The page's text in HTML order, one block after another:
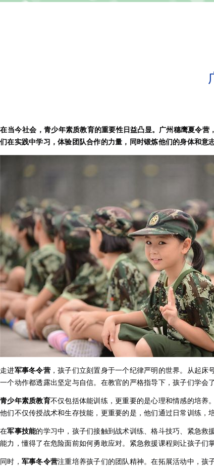
在当今社会， 青少年素质教育的重要性日益凸显。 广州穗鹰夏令营
们在实践中学习，体验团队合作的力量，同时锻炼他们的身体和意志
走进军事冬令营，孩子们立刻置身于一个纪律严明的世界。从起床
一个动作都透露出坚定与自信。在教官的严格指导下，孩子们学会
青少年素质教育不仅包括体能训练，更重要的是心理和情感的培养
他们不仅传授战术和生存技能，更重要的是，他们通过日常训练，
在军事技能的学习中，孩子们接触到战术训练、格斗技巧、紧急救
能力，懂得了在危险面前如何勇敢应对。紧急救援课程则让孩子们
同时， 军事冬令营注重培养孩子们的团队精神。在拓展活动中，孩